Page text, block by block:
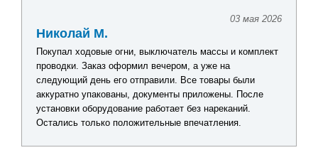
массы и комплект
уже на
товары были
После
нареканий.
Искал комплект оборудования для
лодочной электрики. Получил подробную
по каждому товару, помогли подобрать
решение без лишних затрат. Видно, что
действительно разбираются в продукции.
получения заказа все проверил - качество